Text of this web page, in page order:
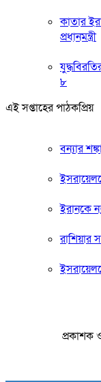
কাতার
প্রধানমন্ত্রী
৮
এই সপ্তাহের পাঠকপ্রিয়
বন্যার
ইরানকে
রাশিয়ার
প্রকাশক